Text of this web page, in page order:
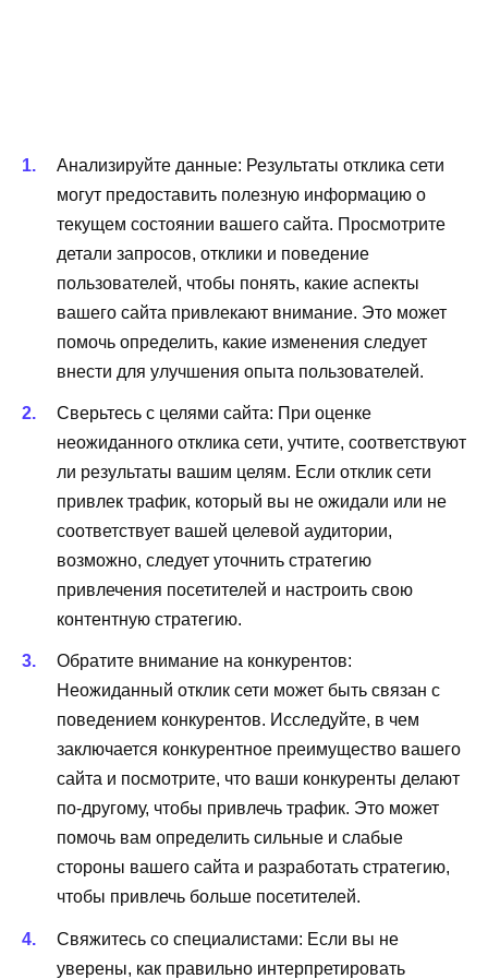
Анализируйте данные: Результаты отклика сети
могут предоставить полезную информацию о
текущем состоянии вашего сайта. Просмотрите
детали запросов, отклики и поведение
пользователей, чтобы понять, какие аспекты
вашего сайта привлекают внимание. Это может
помочь определить, какие изменения следует
внести для улучшения опыта пользователей.
Сверьтесь с целями сайта: При оценке
неожиданного отклика сети, учтите, соответствуют
ли результаты вашим целям. Если отклик сети
привлек трафик, который вы не ожидали или не
соответствует вашей целевой аудитории,
возможно, следует уточнить стратегию
привлечения посетителей и настроить свою
контентную стратегию.
Обратите внимание на конкурентов:
Неожиданный отклик сети может быть связан с
поведением конкурентов. Исследуйте, в чем
заключается конкурентное преимущество вашего
сайта и посмотрите, что ваши конкуренты делают
по-другому, чтобы привлечь трафик. Это может
помочь вам определить сильные и слабые
стороны вашего сайта и разработать стратегию,
чтобы привлечь больше посетителей.
Свяжитесь со специалистами: Если вы не
уверены, как правильно интерпретировать